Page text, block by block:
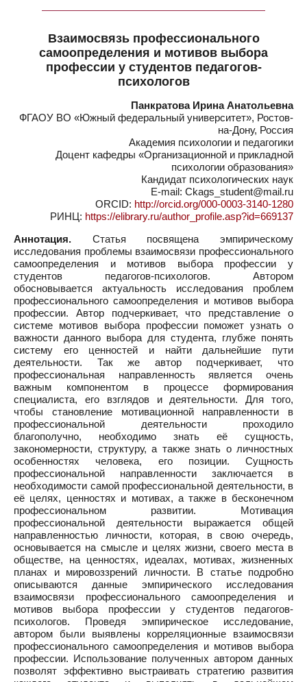
Взаимосвязь профессионального
самоопределения и мотивов выбора
профессии у студентов педагогов-
психологов
Панкратова Ирина Анатольевна
ФГАОУ ВО «Южный федеральный университет», Ростов-
на-Дону, Россия
Академия психологии и педагогики
Доцент кафедры «Организационной и прикладной
психологии образования»
Кандидат психологических наук
E-mail: Ckags_student@mail.ru
ORCID: http://orcid.org/000-0003-3140-1280
РИНЦ: https://elibrary.ru/author_profile.asp?id=669137
Аннотация. Статья посвящена эмпирическому
исследования проблемы взаимосвязи профессионального
самоопределения и мотивов выбора профессии у
студентов педагогов-психологов. Автором
обосновывается актуальность исследования проблем
профессионального самоопределения и мотивов выбора
профессии. Автор подчеркивает, что представление о
системе мотивов выбора профессии поможет узнать о
важности данного выбора для студента, глубже понять
систему его ценностей и найти дальнейшие пути
деятельности. Так же автор подчеркивает, что
профессиональная направленность является очень
важным компонентом в процессе формирования
специалиста, его взглядов и деятельности. Для того,
чтобы становление мотивационной направленности в
профессиональной деятельности проходило
благополучно, необходимо знать её сущность,
закономерности, структуру, а также знать о личностных
особенностях человека, его позиции. Сущность
профессиональной направленности заключается в
необходимости самой профессиональной деятельности, в
её целях, ценностях и мотивах, а также в бесконечном
профессиональном развитии. Мотивация
профессиональной деятельности выражается общей
направленностью личности, которая, в свою очередь,
основывается на смысле и целях жизни, своего места в
обществе, на ценностях, идеалах, мотивах, жизненных
планах и мировоззрений личности. В статье подробно
описываются данные эмпирического исследования
взаимосвязи профессионального самоопределения и
мотивов выбора профессии у студентов педагогов-
психологов. Проведя эмпирическое исследование,
автором были выявлены корреляционные взаимосвязи
профессионального самоопределения и мотивов выбора
профессии. Использование полученных автором данных
позволят эффективно выстраивать стратегию развития